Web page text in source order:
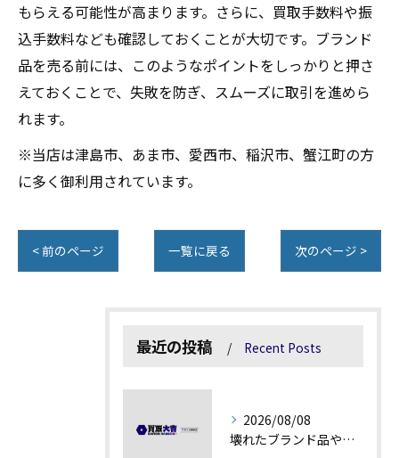
もらえる可能性が高まります。さらに、買取手数料や振
込手数料なども確認しておくことが大切です。ブランド
品を売る前には、このようなポイントをしっかりと押さ
えておくことで、失敗を防ぎ、スムーズに取引を進めら
れます。
※当店は津島市、あま市、愛西市、稲沢市、蟹江町の方
に多く御利用されています。
< 前のページ 一覧に戻る 次のページ >
最近の投稿 Recent Posts
2026/08/08
壊れたブランド品や汚れアクセサリーの買取価値解説